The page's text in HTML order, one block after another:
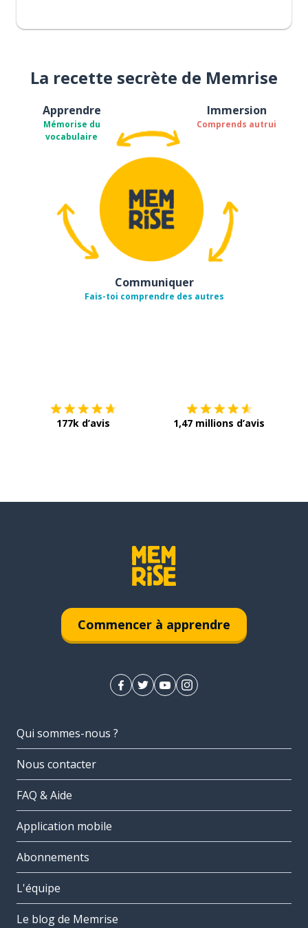
La recette secrète de Memrise
Apprendre
Mémorise du
vocabulaire
Immersion
Comprends autrui
Communiquer
Fais-toi comprendre des autres
177k d’avis 1,47 millions d’avis
Commencer à apprendre
Qui sommes-nous ?
Nous contacter
FAQ & Aide
Application mobile
Abonnements
L'équipe
Le blog de Memrise